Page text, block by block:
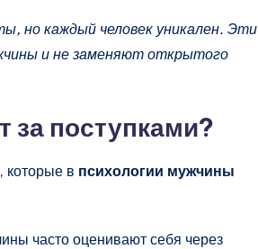
но каждый человек уникален. Эти
и не заменяют открытого
за поступками?
которые в психологии мужчины
часто оценивают себя через